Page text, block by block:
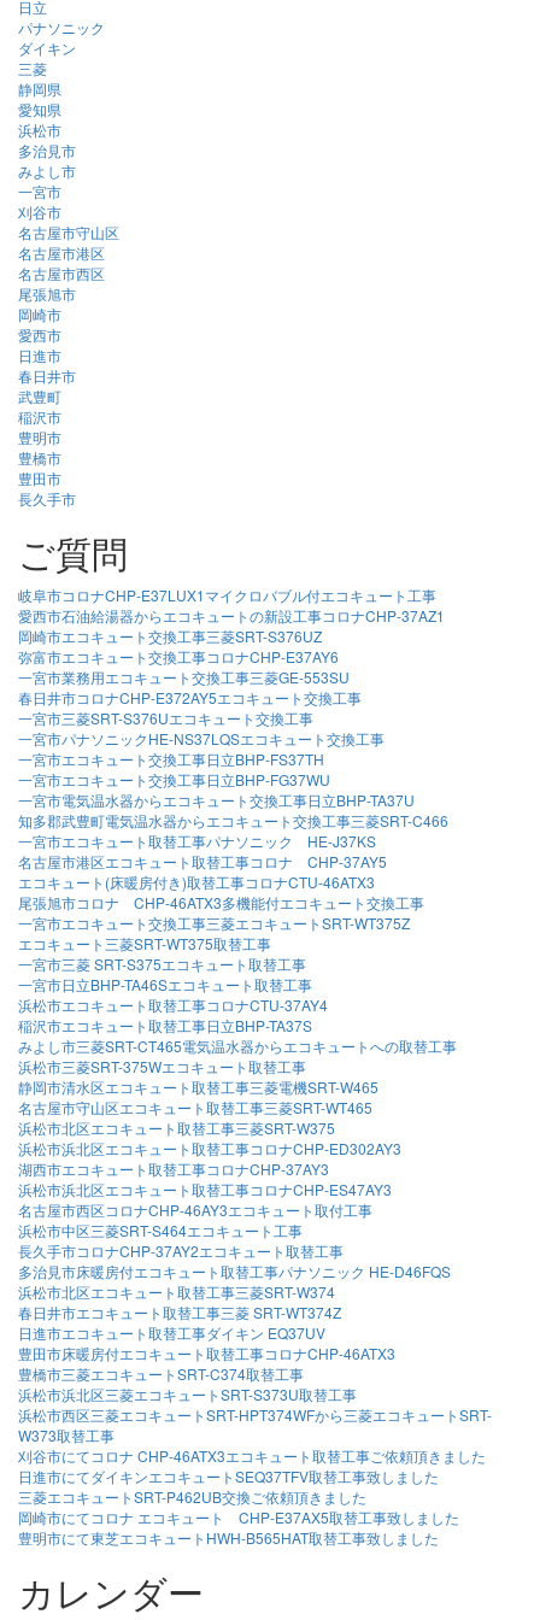
日立
パナソニック
ダイキン
三菱
静岡県
愛知県
浜松市
多治見市
みよし市
一宮市
刈谷市
名古屋市守山区
名古屋市港区
名古屋市西区
尾張旭市
岡崎市
愛西市
日進市
春日井市
武豊町
稲沢市
豊明市
豊橋市
豊田市
長久手市
ご質問
岐阜市コロナCHP-E37LUX1マイクロバブル付エコキュート工事
愛西市石油給湯器からエコキュートの新設工事コロナCHP-37AZ1
岡崎市エコキュート交換工事三菱SRT-S376UZ
弥富市エコキュート交換工事コロナCHP-E37AY6
一宮市業務用エコキュート交換工事三菱GE-553SU
春日井市コロナCHP-E372AY5エコキュート交換工事
一宮市三菱SRT-S376Uエコキュート交換工事
一宮市パナソニックHE-NS37LQSエコキュート交換工事
一宮市エコキュート交換工事日立BHP-FS37TH
一宮市エコキュート交換工事日立BHP-FG37WU
一宮市電気温水器からエコキュート交換工事日立BHP-TA37U
知多郡武豊町電気温水器からエコキュート交換工事三菱SRT-C466
一宮市エコキュート取替工事パナソニック HE-J37KS
名古屋市港区エコキュート取替工事コロナ CHP-37AY5
エコキュート(床暖房付き)取替工事コロナCTU-46ATX3
尾張旭市コロナ CHP-46ATX3多機能付エコキュート交換工事
一宮市エコキュート交換工事三菱エコキュートSRT-WT375Z
エコキュート三菱SRT-WT375取替工事
一宮市三菱 SRT-S375エコキュート取替工事
一宮市日立BHP-TA46Sエコキュート取替工事
浜松市エコキュート取替工事コロナCTU-37AY4
稲沢市エコキュート取替工事日立BHP-TA37S
みよし市三菱SRT-CT465電気温水器からエコキュートへの取替工事
浜松市三菱SRT-375Wエコキュート取替工事
静岡市清水区エコキュート取替工事三菱電機SRT-W465
名古屋市守山区エコキュート取替工事三菱SRT-WT465
浜松市北区エコキュート取替工事三菱SRT-W375
浜松市浜北区エコキュート取替工事コロナCHP-ED302AY3
湖西市エコキュート取替工事コロナCHP-37AY3
浜松市浜北区エコキュート取替工事コロナCHP-ES47AY3
名古屋市西区コロナCHP-46AY3エコキュート取付工事
浜松市中区三菱SRT-S464エコキュート工事
長久手市コロナCHP-37AY2エコキュート取替工事
多治見市床暖房付エコキュート取替工事パナソニック HE-D46FQS
浜松市北区エコキュート取替工事三菱SRT-W374
春日井市エコキュート取替工事三菱 SRT-WT374Z
日進市エコキュート取替工事ダイキン EQ37UV
豊田市床暖房付エコキュート取替工事コロナCHP-46ATX3
豊橋市三菱エコキュートSRT-C374取替工事
浜松市浜北区三菱エコキュートSRT-S373U取替工事
浜松市西区三菱エコキュートSRT-HPT374WFから三菱エコキュートSRT-
W373取替工事
刈谷市にてコロナ CHP-46ATX3エコキュート取替工事ご依頼頂きました
日進市にてダイキンエコキュートSEQ37TFV取替工事致しました
三菱エコキュートSRT-P462UB交換ご依頼頂きました
岡崎市にてコロナ エコキュート CHP-E37AX5取替工事致しました
豊明市にて東芝エコキュートHWH-B565HAT取替工事致しました
カレンダー